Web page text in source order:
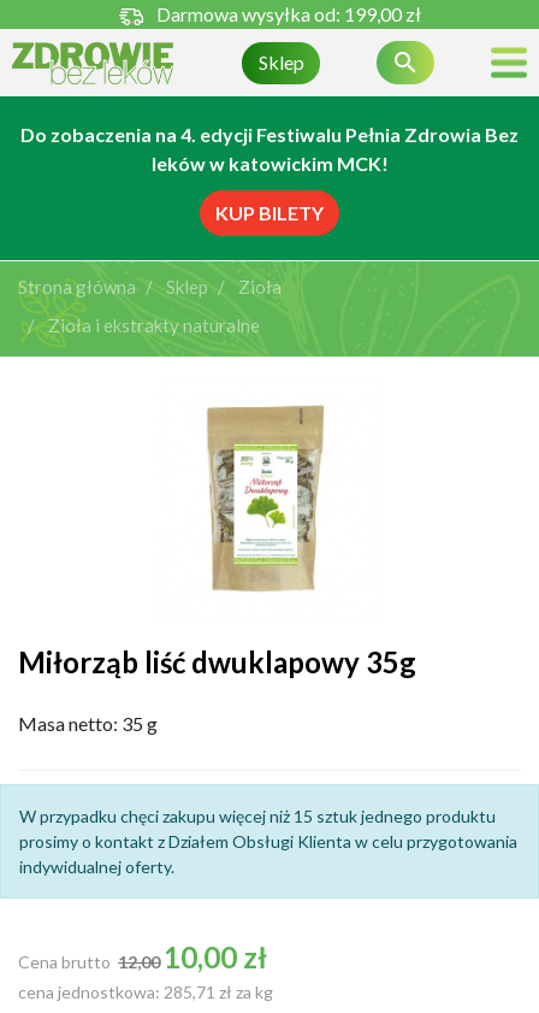
Darmowa wysyłka od: 199,00 zł
Sklep 
Do zobaczenia na 4. edycji Festiwalu Pełnia Zdrowia Bez
leków w katowickim MCK!
KUP BILETY
Strona główna Sklep
Zioła
Zioła i ekstrakty naturalne
Miłorząb liść dwuklapowy 35g
Masa netto: 35 g
W przypadku chęci zakupu więcej niż 15 sztuk jednego produktu
prosimy o kontakt z Działem Obsługi Klienta w celu przygotowania
indywidualnej oferty.
Cena brutto
Cena podstawowa
12,00 10,00 zł
cena jednostkowa: 285,71 zł za kg